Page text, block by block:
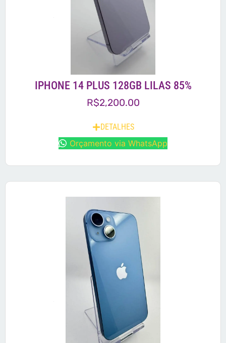
IPHONE 14 PLUS 128GB LILAS 85%
R$2,200.00
DETALHES
Orçamento via WhatsApp